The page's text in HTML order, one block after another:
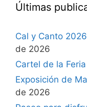
Últimas
Cal y Canto
de 2026
Cartel de la
Exposición de
de 2026